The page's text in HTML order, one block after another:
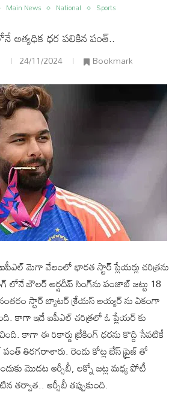
Main News National Sports
అత్యధిక ధర పలికిన పంత్..
24/11/2024 Bookmark
మెగా వేలంలో భారత స్టార్ ప్లేయర్లు చరిత్రను
లోనే బౌలర్ అర్షదీప్ సింగ్‌ను పంజాబ్ జట్టు 18
స్టార్ బ్యాటర్ శ్రేయస్ అయ్యర్ ను ఏకంగా
కాగా ఇదే ఐపీఎల్ చరిత్రలో ఓ ప్లేయర్ కు
కాగా ఈ రికార్డు బ్రేకింగ్ ధరను కొద్ది సేపటికే
తిరగరాశారు. రెండు కోట్ల బేస్ ప్రైజ్ తో
మొదట ఆర్సీబీ, లక్నో జట్ల మధ్య పోటీ
తర్వాత.. ఆర్సీబీ తప్పుకుంది.